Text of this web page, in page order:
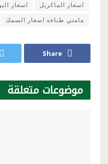
اسعار الماكريل
اسعار
مامتي طباخه اسعار السمك
Share
موضوعات متعلقة